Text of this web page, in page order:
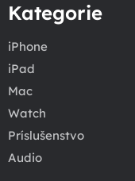
Kategorie
iPhone
iPad
Mac
Watch
Príslušenstvo
Audio